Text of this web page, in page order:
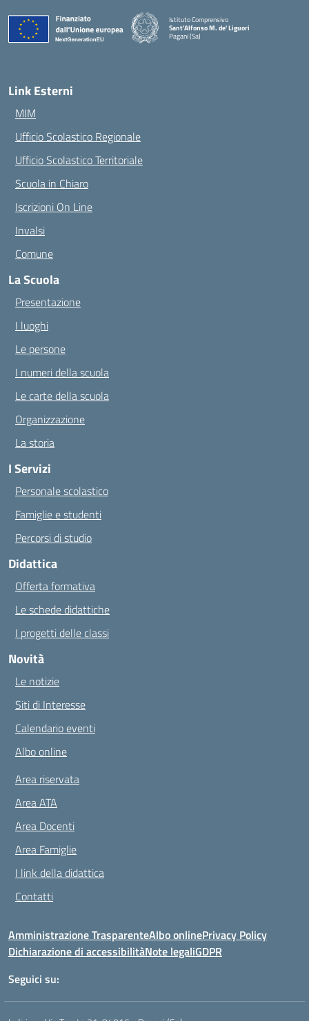
Istituto Comprensivo
Sant'Alfonso M. de' Liguori
Pagani (Sa)
— Visita la pagina iniziale della scuola
Link Esterni
MIM
Ufficio Scolastico Regionale
Ufficio Scolastico Territoriale
Scuola in Chiaro
Iscrizioni On Line
Invalsi
Comune
La Scuola
Presentazione
I luoghi
Le persone
I numeri della scuola
Le carte della scuola
Organizzazione
La storia
I Servizi
Personale scolastico
Famiglie e studenti
Percorsi di studio
Didattica
Offerta formativa
Le schede didattiche
I progetti delle classi
Novità
Le notizie
Siti di Interesse
Calendario eventi
Albo online
Area riservata
Area ATA
Area Docenti
Area Famiglie
I link della didattica
Contatti
Amministrazione TrasparenteAlbo onlinePrivacy Policy
Dichiarazione di accessibilitàNote legaliGDPR
Seguici su: